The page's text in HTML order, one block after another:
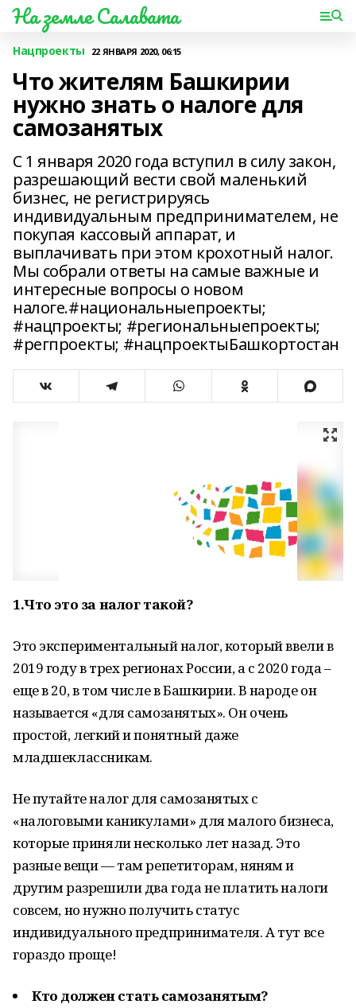
На земле Салавата
Нацпроекты 22 ЯНВАРЯ 2020, 06:15
Что жителям Башкирии
нужно знать о налоге для
самозанятых
С 1 января 2020 года вступил в силу закон,
разрешающий вести свой маленький
бизнес, не регистрируясь
индивидуальным предпринимателем, не
покупая кассовый аппарат, и
выплачивать при этом крохотный налог.
Мы собрали ответы на самые важные и
интересные вопросы о новом
налоге.#национальныепроекты;
#нацпроекты; #региональныепроекты;
#регпроекты; #нацпроектыБашкортостан
1.Что это за налог такой?
Это экспериментальный налог, который ввели в
2019 году в трех регионах России, а с 2020 года –
еще в 20, в том числе в Башкирии. В народе он
называется «для самозанятых». Он очень
простой, легкий и понятный даже
младшеклассникам.
Не путайте налог для самозанятых с
«налоговыми каникулами» для малого бизнеса,
которые приняли несколько лет назад. Это
разные вещи — там репетиторам, няням и
другим разрешили два года не платить налоги
совсем, но нужно получить статус
индивидуального предпринимателя. А тут все
гораздо проще!
Кто должен стать самозанятым?